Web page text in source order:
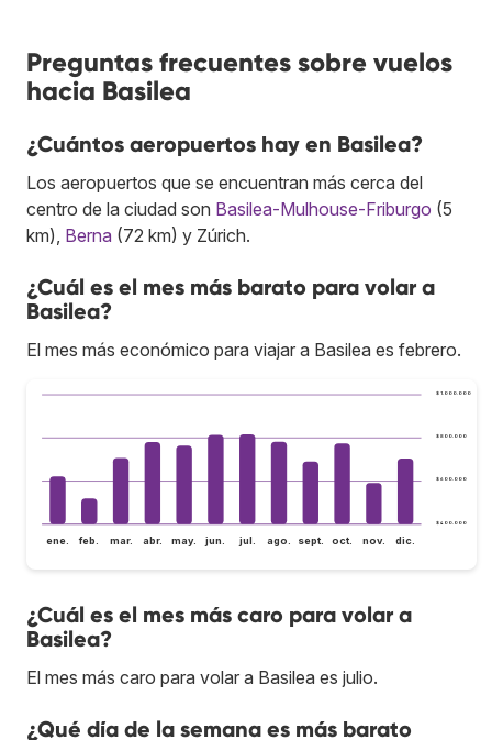
Preguntas frecuentes sobre vuelos
hacia Basilea
¿Cuántos aeropuertos hay en Basilea?
Los aeropuertos que se encuentran más cerca del
centro de la ciudad son Basilea-Mulhouse-Friburgo (5
km), Berna (72 km) y Zúrich.
¿Cuál es el mes más barato para volar a
Basilea?
El mes más económico para viajar a Basilea es febrero.
$ 400.000
$ 600.000
$ 800.000
$ 1.000.000
ene. feb. mar. abr. may. jun. jul. ago. sept. oct. nov. dic.
¿Cuál es el mes más caro para volar a
Basilea?
El mes más caro para volar a Basilea es julio.
¿Qué día de la semana es más barato